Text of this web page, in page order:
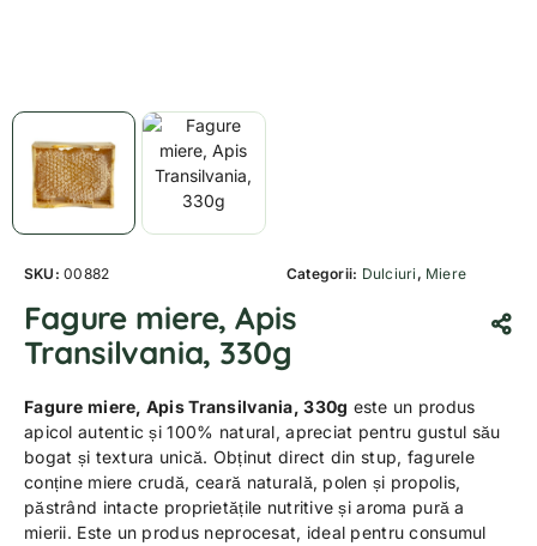
SKU:00882 Categorii: Dulciuri , Miere
Fagure miere, Apis
Transilvania, 330g
Fagure miere, Apis Transilvania, 330g este un produs
apicol autentic și 100% natural, apreciat pentru gustul său
bogat și textura unică. Obținut direct din stup, fagurele
conține miere crudă, ceară naturală, polen și propolis,
păstrând intacte proprietățile nutritive și aroma pură a
mierii. Este un produs neprocesat, ideal pentru consumul